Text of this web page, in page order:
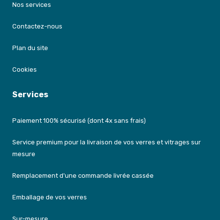
Nos services
Contactez-nous
Plan du site
Cookies
Services
Paiement 100% sécurisé (dont 4x sans frais)
Service premium pour la livraison de vos verres et vitrages sur
mesure
Remplacement d'une commande livrée cassée
Emballage de vos verres